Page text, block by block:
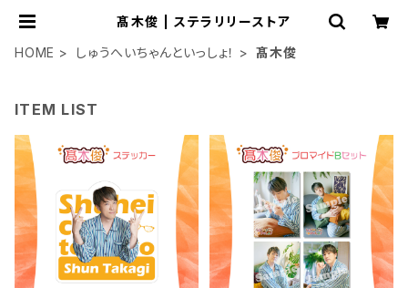
髙木俊 | ステラリリーストア
HOME
しゅうへいちゃんといっしょ！ 髙木俊
ITEM LIST